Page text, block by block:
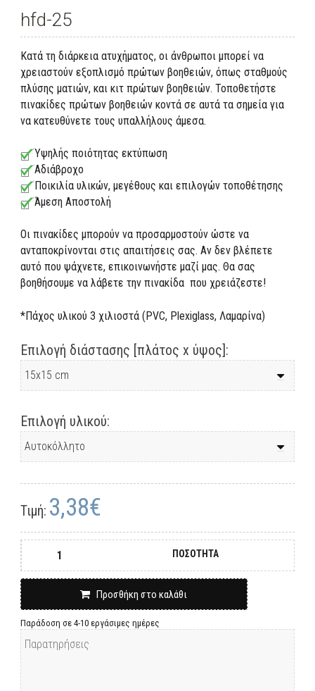
hfd-25
Κατά τη διάρκεια ατυχήματος, οι άνθρωποι μπορεί να
χρειαστούν εξοπλισμό πρώτων βοηθειών, όπως σταθμούς
πλύσης ματιών, και κιτ πρώτων βοηθειών. Τοποθετήστε
πινακίδες πρώτων βοηθειών κοντά σε αυτά τα σημεία για
να κατευθύνετε τους υπαλλήλους άμεσα.
Υψηλής ποιότητας εκτύπωση
Αδιάβροχο
Ποικιλία υλικών, μεγέθους και επιλογών τοποθέτησης
Άμεση Αποστολή
Οι πινακίδες μπορούν να προσαρμοστούν ώστε να
ανταποκρίνονται στις απαιτήσεις σας. Αν δεν βλέπετε
αυτό που ψάχνετε, επικοινωνήστε μαζί μας. Θα σας
βοηθήσουμε να λάβετε την πινακίδα που χρειάζεστε!
*Πάχος υλικού 3 χιλιοστά (PVC, Plexiglass, Λαμαρίνα)
Επιλογή διάστασης [πλάτος x ύψος]:
Επιλογή υλικού:
Τιμή: 3,38€
ΠΟΣΟΤΗΤΑ
Προσθήκη στο καλάθι
Παράδοση σε 4-10 εργάσιμες ημέρες